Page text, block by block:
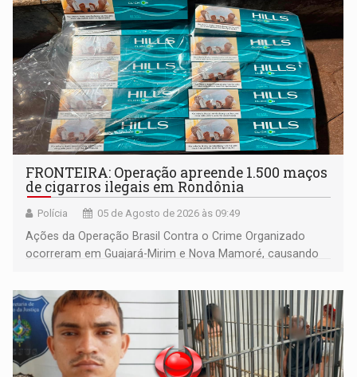
FRONTEIRA: Operação apreende 1.500 maços
de cigarros ilegais em Rondônia
Polícia 05 de Agosto de 2026 às 09:49
Ações da Operação Brasil Contra o Crime Organizado
ocorreram em Guajará-Mirim e Nova Mamoré, causando